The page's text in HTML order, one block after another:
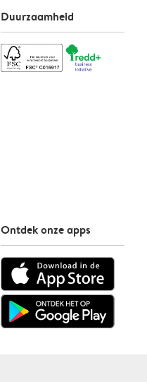
Duurzaamheid
Ontdek onze apps